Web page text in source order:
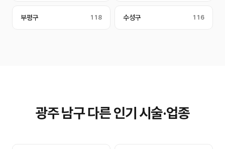
부평구 118 수성구 116
광주 남구 다른 인기 시술·업종